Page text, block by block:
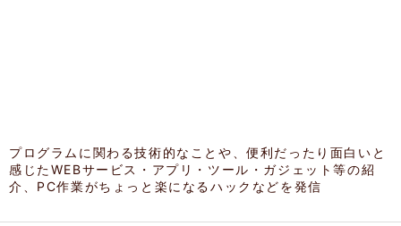
プログラムに関わる技術的なことや、便利だったり面白いと
感じたWEBサービス・アプリ・ツール・ガジェット等の紹
介、PC作業がちょっと楽になるハックなどを発信